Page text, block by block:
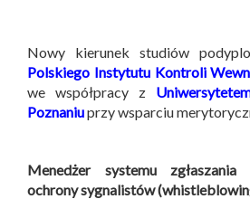
Nowy kierunek studiów
Polskiego Instytutu Kontroli
we współpracy z
Poznaniuprzy wsparciu
Menedżer systemu zgłaszania
ochrony sygnalistów